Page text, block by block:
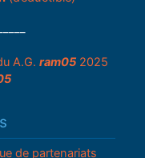
A.G. ram052025
de partenariats